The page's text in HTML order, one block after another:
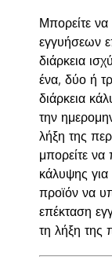
Μπορείτε
εγγυήσεων
διάρκεια
ένα, δύο ή
διάρκεια
την
λήξη της
μπορείτε να
κάλυψης
προϊόν να
επέκταση
τη λήξη της